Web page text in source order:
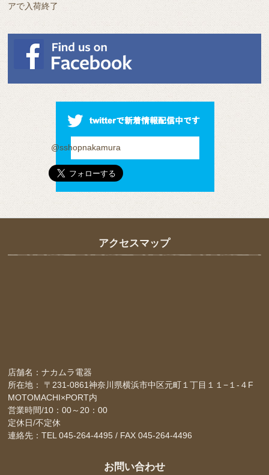
アで入荷終了
@sshopnakamura
アクセスマップ
店舗名：ナカムラ電器
所在地： 〒231-0861神奈川県横浜市中区元町１丁目１１−１-４F
MOTOMACHI×PORT内
営業時間/10：00～20：00
定休日/不定休
連絡先：TEL 045-264-4495 / FAX 045-264-4496
お問い合わせ